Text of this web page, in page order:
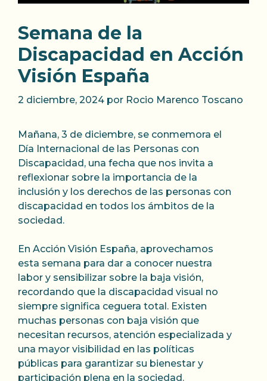
Semana de la
Discapacidad en Acción
Visión España
2 diciembre, 2024 por Rocio Marenco Toscano
Mañana, 3 de diciembre, se conmemora el
Día Internacional de las Personas con
Discapacidad, una fecha que nos invita a
reflexionar sobre la importancia de la
inclusión y los derechos de las personas con
discapacidad en todos los ámbitos de la
sociedad.
En Acción Visión España, aprovechamos
esta semana para dar a conocer nuestra
labor y sensibilizar sobre la baja visión,
recordando que la discapacidad visual no
siempre significa ceguera total. Existen
muchas personas con baja visión que
necesitan recursos, atención especializada y
una mayor visibilidad en las políticas
públicas para garantizar su bienestar y
participación plena en la sociedad.